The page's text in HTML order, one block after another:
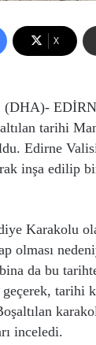
X
tarihi
Edirne
inşa edilip
Karakolu
olması
da bu
tarihi
inceledi.